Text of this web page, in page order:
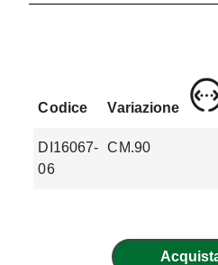
Codice Variazione
DI16067-
06
CM.90